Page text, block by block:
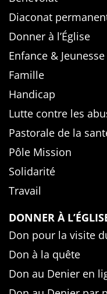
Diaconat
Donner à l’Église
Enfance & Jeunesse
Famille
Handicap
Lutte contre les
Pastorale de la
Pôle Mission
Solidarité
Travail
DONNER À
Don pour la visite
Don à la quête
Don au Denier en